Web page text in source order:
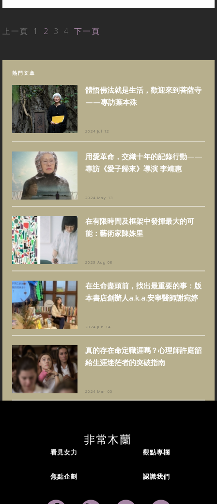
上一頁 1 2 3 4 下一頁
熱門文章
體悟佛法就是生活，歡迎來到菩薩寺
——專訪葉本殊
2024 Jul 12
用愛革命，交織十年的記錄行動——
專訪《愛子歸來》導演 李靖惠
2024 May 13
在有限時間及框架中發揮最大的可
能：藝術家陳姝里
2023 Aug 08
在生命盡頭前，找出最重要的事：版
本書店創辦人a.k.a.安寧醫師謝宛婷
2024 Jun 14
真的存在命定職涯嗎？心理師許庭韶
給生涯迷茫者的突破指南
2024 Mar 05
看見女力 觀點專欄
焦點企劃 認識我們